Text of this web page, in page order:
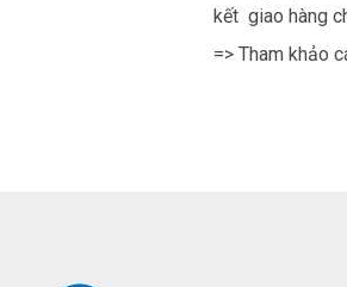
kết giao hàng
=> Tham khảo